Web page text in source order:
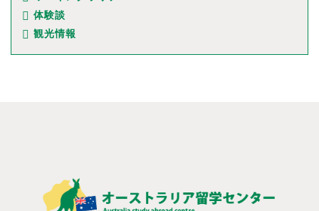
体験談
観光情報